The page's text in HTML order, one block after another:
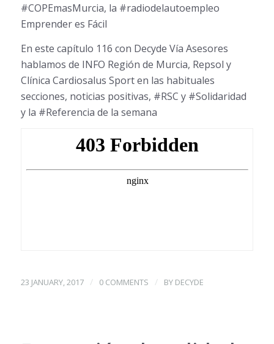
#COPEmasMurcia, la #radiodelautoempleo
Emprender es Fácil
En este capítulo 116 con Decyde Vía Asesores
hablamos de INFO Región de Murcia, Repsol y
Clínica Cardiosalus Sport en las habituales
secciones, noticias positivas, #RSC y #Solidaridad
y la #Referencia de la semana
23 JANUARY, 2017 / 0 COMMENTS / BY DECYDE